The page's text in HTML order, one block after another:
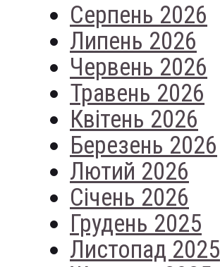
Серпень 2026
Липень 2026
Червень 2026
Травень 2026
Квітень 2026
Березень 2026
Лютий 2026
Січень 2026
Грудень 2025
Листопад 2025